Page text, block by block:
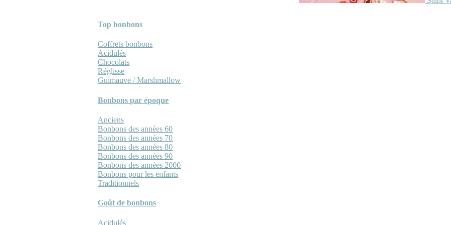
Top bonbons
Coffrets bonbons
Acidulés
Chocolats
Réglisse
Guimauve / Marshmallow
Bonbons par époque
Anciens
Bonbons des années 60
Bonbons des années 70
Bonbons des années 80
Bonbons des années 90
Bonbons des années 2000
Bonbons pour les enfants
Traditionnels
Goût de bonbons
Acidulés